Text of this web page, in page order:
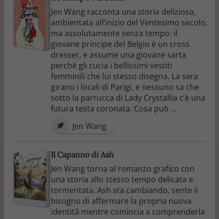
Jen Wang racconta una storia deliziosa,
ambientata all’inizio del Ventesimo secolo,
ma assolutamente senza tempo: il
giovane principe del Belgio è un cross
dresser, e assume una giovane sarta
perché gli cucia i bellissimi vestiti
femminili che lui stesso disegna. La sera
girano i locali di Parigi, e nessuno sa che
sotto la parrucca di Lady Crystallia c’è una
futura testa coronata. Cosa può ...
Jen Wang
Il Capanno di Ash
Jen Wang torna al romanzo grafico con
una storia allo stesso tempo delicata e
tormentata. Ash sta cambiando, sente il
bisogno di affermare la propria nuova
identità mentre comincia a comprenderla